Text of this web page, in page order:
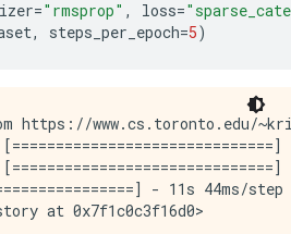
="rmsprop" , loss=
, steps_per_epoch=5)
https://www.cs.toronto.edu/
- 11s 44ms/